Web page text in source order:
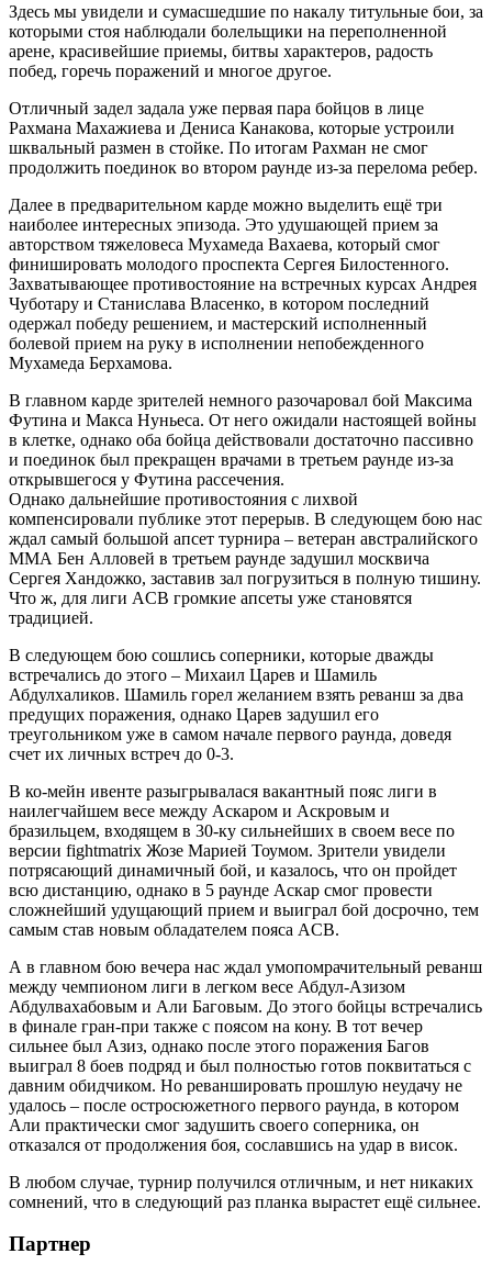
Здесь мы увидели и сумасшедшие по накалу титульные бои, за
которыми стоя наблюдали болельщики на переполненной
арене, красивейшие приемы, битвы характеров, радость
побед, горечь поражений и многое другое.
Отличный задел задала уже первая пара бойцов в лице
Рахмана Махажиева и Дениса Канакова, которые устроили
шквальный размен в стойке. По итогам Рахман не смог
продолжить поединок во втором раунде из-за перелома ребер.
Далее в предварительном карде можно выделить ещё три
наиболее интересных эпизода. Это удушающей прием за
авторством тяжеловеса Мухамеда Вахаева, который смог
финишировать молодого проспекта Сергея Билостенного.
Захватывающее противостояние на встречных курсах Андрея
Чуботару и Станислава Власенко, в котором последний
одержал победу решением, и мастерский исполненный
болевой прием на руку в исполнении непобежденного
Мухамеда Берхамова.
В главном карде зрителей немного разочаровал бой Максима
Футина и Макса Нуньеса. От него ожидали настоящей войны
в клетке, однако оба бойца действовали достаточно пассивно
и поединок был прекращен врачами в третьем раунде из-за
открывшегося у Футина рассечения.
Однако дальнейшие противостояния с лихвой
компенсировали публике этот перерыв. В следующем бою нас
ждал самый большой апсет турнира – ветеран австралийского
ММА Бен Алловей в третьем раунде задушил москвича
Сергея Хандожко, заставив зал погрузиться в полную тишину.
Что ж, для лиги ACB громкие апсеты уже становятся
традицией.
В следующем бою сошлись соперники, которые дважды
встречались до этого – Михаил Царев и Шамиль
Абдулхаликов. Шамиль горел желанием взять реванш за два
предущих поражения, однако Царев задушил его
треугольником уже в самом начале первого раунда, доведя
счет их личных встреч до 0-3.
В ко-мейн ивенте разыгрывалася вакантный пояс лиги в
наилегчайшем весе между Аскаром и Аскровым и
бразильцем, входящем в 30-ку сильнейших в своем весе по
версии fightmatrix Жозе Марией Тоумом. Зрители увидели
потрясающий динамичный бой, и казалось, что он пройдет
всю дистанцию, однако в 5 раунде Аскар смог провести
сложнейший удущающий прием и выиграл бой досрочно, тем
самым став новым обладателем пояса ACB.
А в главном бою вечера нас ждал умопомрачительный реванш
между чемпионом лиги в легком весе Абдул-Азизом
Абдулвахабовым и Али Баговым. До этого бойцы встречались
в финале гран-при также с поясом на кону. В тот вечер
сильнее был Азиз, однако после этого поражения Багов
выиграл 8 боев подряд и был полностью готов поквитаться с
давним обидчиком. Но реваншировать прошлую неудачу не
удалось – после остросюжетного первого раунда, в котором
Али практически смог задушить своего соперника, он
отказался от продолжения боя, сославшись на удар в висок.
В любом случае, турнир получился отличным, и нет никаких
сомнений, что в следующий раз планка вырастет ещё сильнее.
Партнер